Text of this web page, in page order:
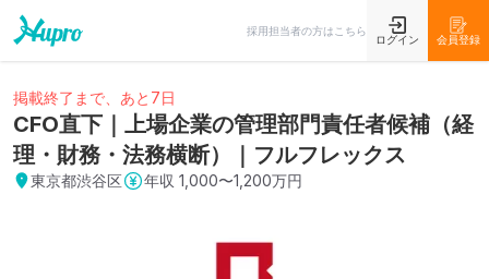
採用担当者の方はこちら
ログイン 会員登録
掲載終了まで、あと7日
CFO直下｜上場企業の管理部門責任者候補（経
理・財務・法務横断）｜フルフレックス
東京都渋谷区 年収 1,000〜1,200万円